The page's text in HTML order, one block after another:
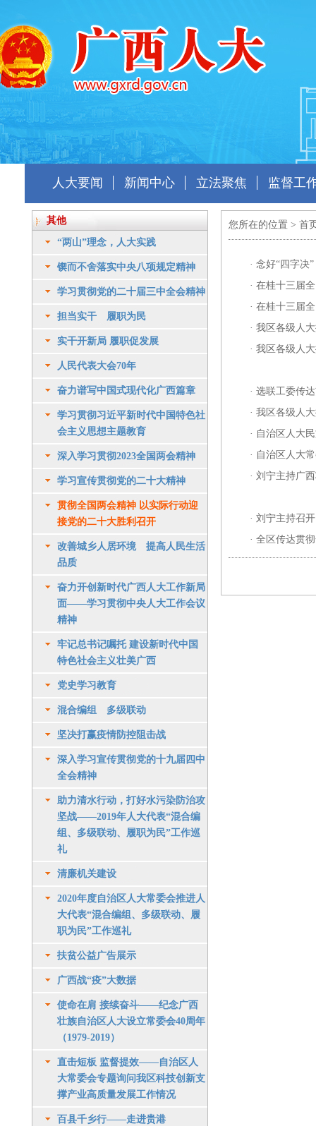
人大要闻 新闻中心 立法聚焦 监督工
其他
“两山”理念，人大实践
锲而不舍落实中央八项规定精神
学习贯彻党的二十届三中全会精神
担当实干 履职为民
实干开新局 履职促发展
人民代表大会70年
奋力谱写中国式现代化广西篇章
学习贯彻习近平新时代中国特色社
会主义思想主题教育
深入学习贯彻2023全国两会精神
学习宣传贯彻党的二十大精神
贯彻全国两会精神 以实际行动迎
接党的二十大胜利召开
改善城乡人居环境 提高人民生活
品质
奋力开创新时代广西人大工作新局
面——学习贯彻中央人大工作会议
精神
牢记总书记嘱托 建设新时代中国
特色社会主义壮美广西
党史学习教育
混合编组 多级联动
坚决打赢疫情防控阻击战
深入学习宣传贯彻党的十九届四中
全会精神
助力清水行动，打好水污染防治攻
坚战——2019年人大代表“混合编
组、多级联动、履职为民”工作巡
礼
清廉机关建设
2020年度自治区人大常委会推进人
大代表“混合编组、多级联动、履
职为民”工作巡礼
扶贫公益广告展示
广西战“疫”大数据
使命在肩 接续奋斗——纪念广西
壮族自治区人大设立常委会40周年
（1979-2019）
直击短板 监督提效——自治区人
大常委会专题询问我区科技创新支
撑产业高质量发展工作情况
百县千乡行——走进贵港
您所在的位置 > 首
· 念好“四字决
· 在桂十三届
· 在桂十三届
· 我区各级人
· 我区各级人
· 选联工委传
· 我区各级人
· 自治区人大
· 自治区人大
· 刘宁主持广
· 刘宁主持召
· 全区传达贯